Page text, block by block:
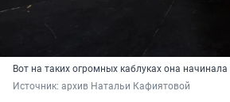
Вот на таких огромных каблуках она начинала
Источник: архив Натальи Кафиятовой